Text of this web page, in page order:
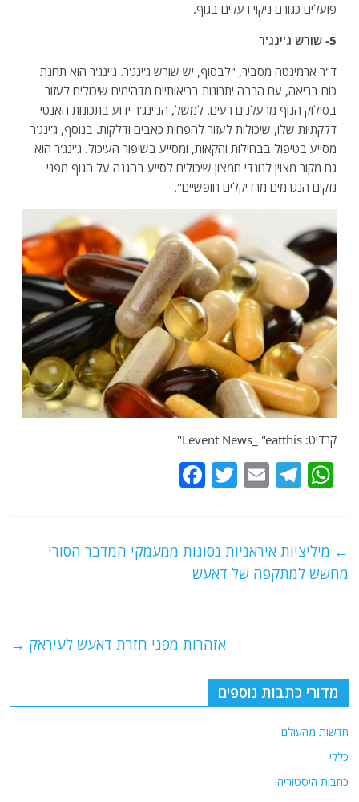
פועלים כגורם ניקוי רעלים בגוף.
5- שורש ג'ינג'ר
ד"ר ארמינטה מסביר, "לבסוף, יש שורש ג'ינג'ר. ג'ינג'ר הוא תחנת
כוח בריאה, עם הרבה יתרונות בריאותיים מדהימים שיכולים לעזור
בסילוק הגוף מרעלנים רעים. למשל, הג'ינג'ר ידוע בתכונות האנטי
דלקתיות שלו, שיכולות לעזור להפחית כאבים ודלקות. בנוסף, ג'ינג'ר
מסייע בטיפול בבחילות והקאות, ומסייע בשיפור העיכול. ג'ינג'ר הוא
גם מקור מצוין לנוגדי חמצון שיכולים לסייע בהגנה על הגוף מפני
נזקים הנגרמים מרדיקלים חופשיים".
קרדיט: Levent News_ "eatthis"
W
h
s
A
T
el
g
ra
E
m
l
T
w
er
e
k
← מיליציות איראניות נסוגות ממעמקי המדבר הסורי
מחשש למתקפה של דאעש
אזהרות מפני חזרת דאעש לעיראק →
מדורי כתבות נוספים
חדשות מהעולם
כללי
כתבות היסטוריה